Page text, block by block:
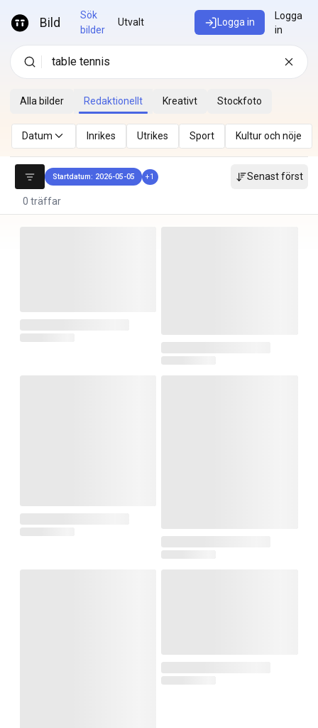
Bild
Sök
bilder
Utvalt Logga in
Logga
in
Alla bilder Redaktionellt Kreativt Stockfoto
Datum Inrikes Utrikes Sport Kultur och nöje
Startdatum: 2026-05-05 +1 Senast först
0 träffar